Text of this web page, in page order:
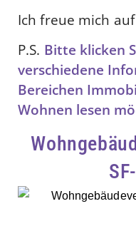
Ich freue mich auf
P.S. Bitte klicken
verschiedene
Bereichen
Wohnen lesen